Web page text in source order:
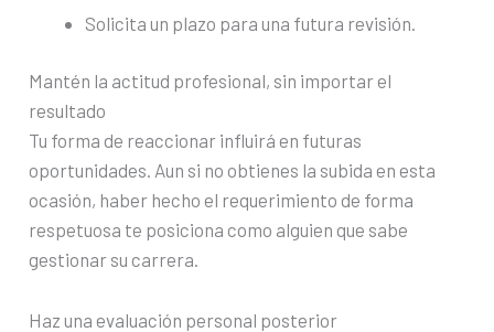
Solicita un plazo para una futura revisión.
Mantén la actitud profesional, sin importar el
resultado
Tu forma de reaccionar influirá en futuras
oportunidades. Aun si no obtienes la subida en esta
ocasión, haber hecho el requerimiento de forma
respetuosa te posiciona como alguien que sabe
gestionar su carrera.
Haz una evaluación personal posterior